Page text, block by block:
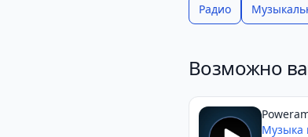
Радио
Возможно
Музыка